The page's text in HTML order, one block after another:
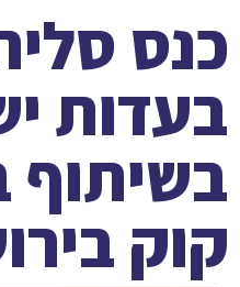
כנס
בעדות
בשיתוף
קוק